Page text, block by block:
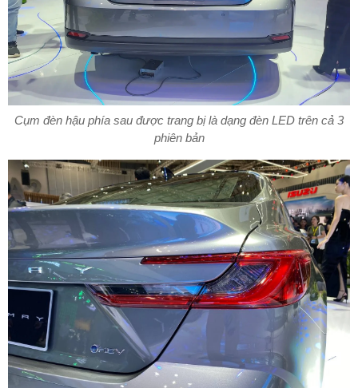
Cụm đèn hậu phía sau được trang bị là dạng đèn LED trên cả 3
phiên bản